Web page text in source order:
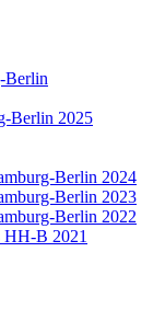
Berlin
Berlin 2025
Berlin 2024
Berlin 2023
Berlin 2022
HH-B 2021